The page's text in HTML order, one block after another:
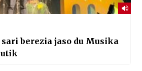
berezia jaso du Musika